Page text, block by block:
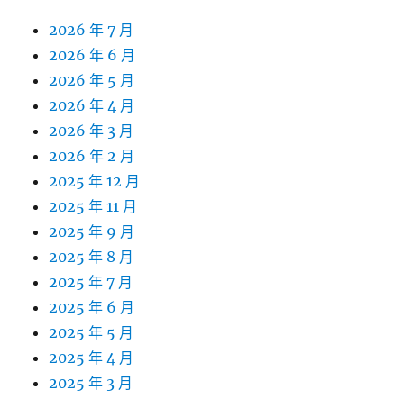
2026 年 7 月
2026 年 6 月
2026 年 5 月
2026 年 4 月
2026 年 3 月
2026 年 2 月
2025 年 12 月
2025 年 11 月
2025 年 9 月
2025 年 8 月
2025 年 7 月
2025 年 6 月
2025 年 5 月
2025 年 4 月
2025 年 3 月